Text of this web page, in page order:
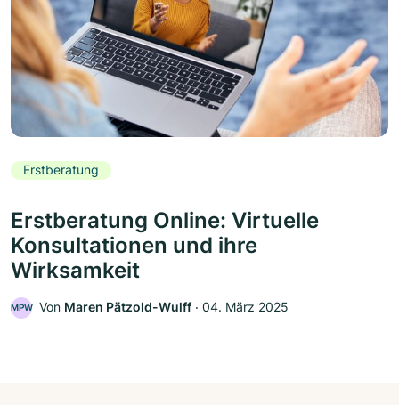
Erstberatung
Erstberatung Online: Virtuelle
Konsultationen und ihre
Wirksamkeit
MPW Von Maren Pätzold-Wulff ‧ 04. März 2025